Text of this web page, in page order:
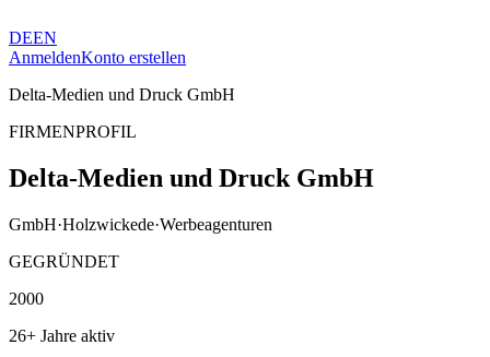
DEEN
AnmeldenKonto erstellen
Delta-Medien und Druck GmbH
FIRMENPROFIL
Delta-Medien und Druck GmbH
GmbH·Holzwickede·Werbeagenturen
GEGRÜNDET
2000
26+ Jahre aktiv